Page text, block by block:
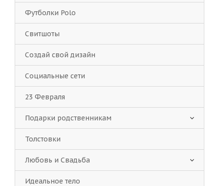
Футболки Polo
Свитшоты
Создай свой дизайн
Социальные сети
23 Февраля
Подарки родственникам
Толстовки
Любовь и Свадьба
Идеальное тело